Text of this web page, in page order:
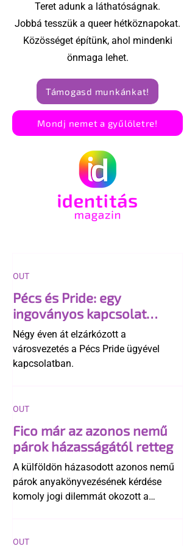
Teret adunk a láthatóságnak.
Jobbá tesszük a queer hétköznapokat.
Közösséget építünk, ahol mindenki
önmaga lehet.
Támogasd munkánkat!
Mondj nemet a gyűlöletre!
Pécs és Pride: egy
ingoványos kapcsolat
története
Négy éven át elzárkózott a
városvezetés a Pécs Pride ügyével
kapcsolatban.
OUT
Fico már az azonos nemű
párok házasságától retteg
A külföldön házasodott azonos nemű
párok anyakönyvezésének kérdése
komoly jogi dilemmát okozott a
egyértelműen tiltja a házasságuk
OUT
OUT